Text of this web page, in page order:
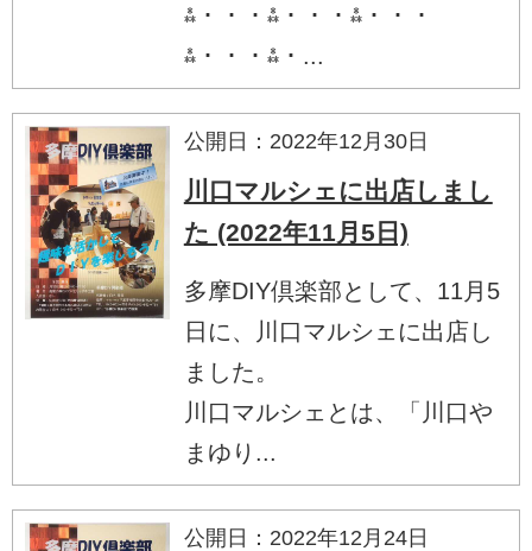
⁂・・・⁂・・・⁂・・・
⁂・・・⁂・...
公開日：2022年12月30日
川口マルシェに出店しまし
た (2022年11月5日)
多摩DIY倶楽部として、11月5
日に、川口マルシェに出店し
ました。
川口マルシェとは、「川口や
まゆり...
公開日：2022年12月24日